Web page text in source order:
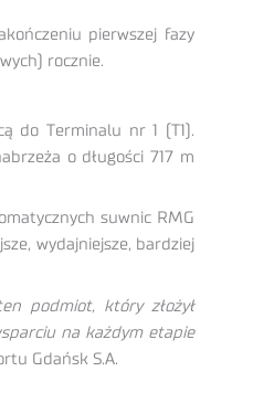
pierwszej fazy
rocznie.
do Terminalu nr 1 (T1).
o długości 717 m
suwnic RMG
wydajniejsze, bardziej
podmiot, który złożył
na każdym etapie
Gdańsk S.A.